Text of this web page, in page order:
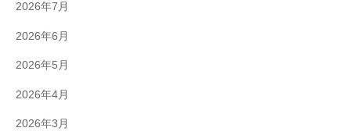
2026年7月
2026年6月
2026年5月
2026年4月
2026年3月